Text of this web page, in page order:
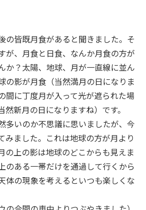
の皆既月食があると聞きました。そ
が、月食と日食、なんか月食の方が
か？太陽、地球、月が一直線に並ん
の影が月食（当然満月の日になりま
間に丁度月が入って光が遮られた場
然新月の日になりますね）です。
多いのか不思議に思いましたが、今
みました。これは地球の方が月より
の上の影は地球のどこからも見えま
のある一帯だけを通過して行くから
体の現象を考えるといつも楽しくな